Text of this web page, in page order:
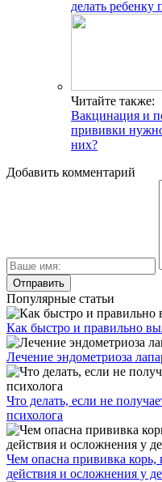
делать ребенку
Читайте также:
Вакцинация и
прививки нужно
них?
Добавить комментарий
Популярные статьи
Как быстро и правильно
Лечение эндометриоза
Что делать, если не
психолога
Чем опасна прививка корь,
действия и осложнения у